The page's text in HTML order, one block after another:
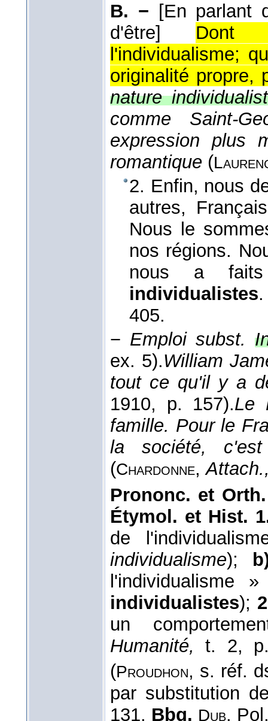
B. − [En parlant
d'être]
Dont
l'individualisme;
originalité propre,
nature
comme Saint-
expression plus
romantique (
2. Enfin, nous
autres,
Nous le
nos régions.
nous a faits
individualistes
405.
− Emploi subst.
ex. 5).William
tout ce qu'il y a
1910, p. 157).Le
famille. Pour le
la société,
(Chardonne,
Prononc. et
Étymol. et Hist.
de
individualisme);
l'individualisme
individualistes);
un
Humanité,t. 2,
(Proudhon, s. réf.
par substitution
131. Bbg. Dub.